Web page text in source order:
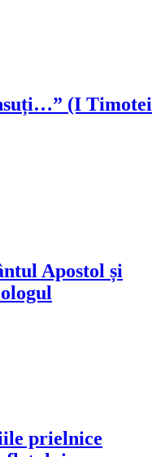
(I Timotei
Apostol și
prielnice